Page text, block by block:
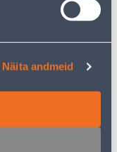
Näita andmeid
SPECTOR
1200W 360° IP20